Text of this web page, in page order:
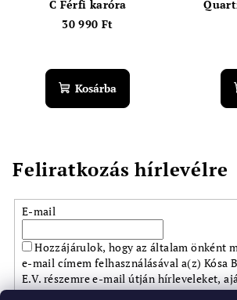
C Férfi karóra
30 990 Ft
Kosárba
Feliratkozás hírlevélre
E-mail
Hozzájárulok, hogy az általam önként
e-mail címem felhasználásával a(z) Kósa
E.V. részemre e-mail útján hírleveleket,
Kijelentem, hogy azadatkezelési